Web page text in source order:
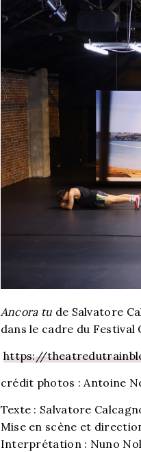
Ancora tu de Salvatore
dans le cadre du Festival
https://
crédit photos : Antoine
Texte : Salvatore
Mise en scène et
Interprétation : Nuno